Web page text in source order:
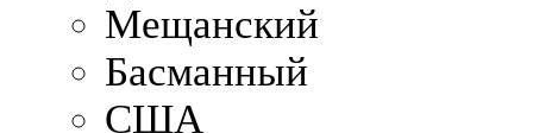
Мещанский
Басманный
США